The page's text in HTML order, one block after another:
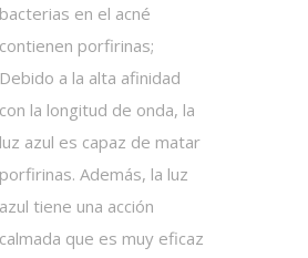
bacterias en el acné
contienen porfirinas;
Debido a la alta afinidad
con la longitud de onda, la
luz azul es capaz de matar
porfirinas. Además, la luz
azul tiene una acción
calmada que es muy eficaz